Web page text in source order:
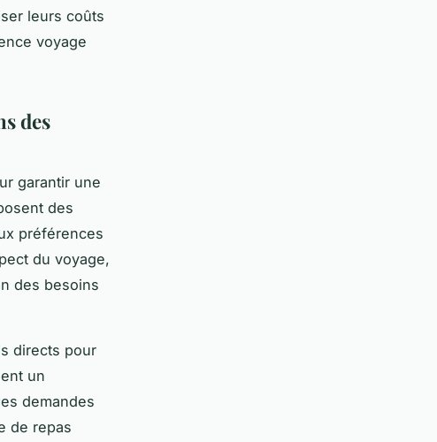
leurs coûts
voyage
des
garantir une
des
préférences
du voyage,
des besoins
directs pour
un
demandes
de repas